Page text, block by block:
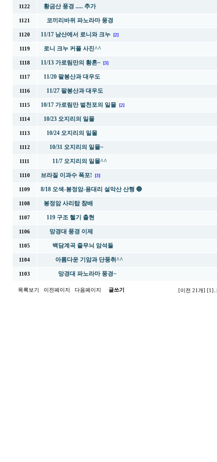
1122 황금산 풍경 ..... 추가
1121 코끼리바위 파노라마 풍경
1120 11/17 남산에서 로니와 크누 [2]
1119 로니 크누 커플 사진^^
1118 11/13 가로림만의 황혼~ [3]
1117 11/20 팔봉산과 대우도
1116 11/27 팔봉산과 대우도
1115 10/17 가로림만 벌천포의 일몰 [2]
1114 10/23 오지리의 일몰
1113 10/24 오지리의 일몰
1112 10/31 오지리의 일몰~
1111 11/7 오지리의 일몰^^
1110 브라질 이과수 폭포! [3]
1109 8/18 오색-봉정암-용대리 설악산 산행 🔵
1108 봉정암 사리탑 참배
1107 119 구조 헬기 출현
1106 망경대 풍경 이제
1105 백담계곡 줄무늬 암석들
1104 아름다운 기암과 단풍취^^
1103 망경대 파노라마 풍경~
목록보기 이전페이지 다음페이지 글쓰기 [이전 21개] [1]